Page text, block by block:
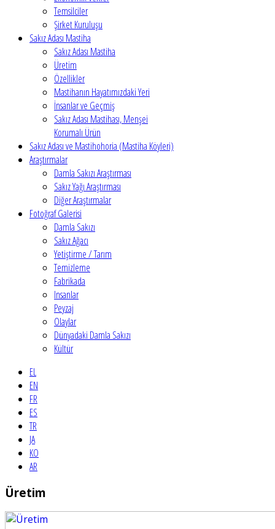
Temsilciler
Şirket Kuruluşu
Sakız Adası Mastiha
Sakız Adası Mastiha
Üretim
Özellikler
Mastihanın Hayatımızdaki Yeri
İnsanlar ve Geçmiş
Sakız Adası Mastihası, Menşei
Korumalı Ürün
Sakız Adası ve Mastihohoria (Mastiha Köyleri)
Araştırmalar
Damla Sakızı Araştırması
Sakız Yağı Araştırması
Diğer Araştırmalar
Fotoğraf Galerisi
Damla Sakızı
Sakız Ağacı
Yetiştirme / Tarım
Temizleme
Fabrikada
Insanlar
Peyzaj
Olaylar
Dünyadaki Damla Sakızı
Kültür
EL
EN
FR
ES
TR
JA
KO
AR
Üretim